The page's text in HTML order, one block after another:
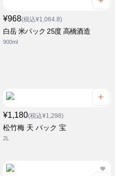
¥968(税込¥1,064.8)
白岳 米パック 25度 高橋酒造
900ml
¥1,180(税込¥1,298)
松竹梅 天 パック 宝
2L